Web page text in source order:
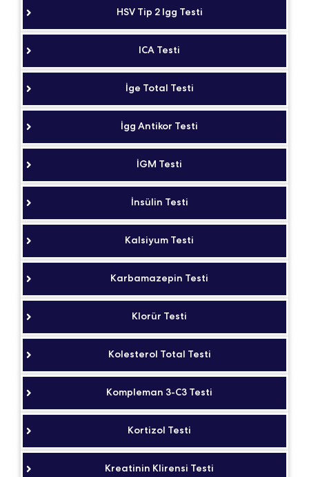
HSV Tip 2 Igg Testi
ICA Testi
İge Total Testi
İgg Antikor Testi
İGM Testi
İnsülin Testi
Kalsiyum Testi
Karbamazepin Testi
Klorür Testi
Kolesterol Total Testi
Kompleman 3-C3 Testi
Kortizol Testi
Kreatinin Klirensi Testi